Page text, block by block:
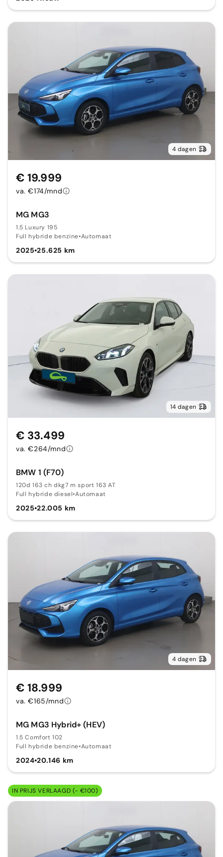
4 dagen
MG MG3
1.5 Luxury 195
Full hybride benzine•Automaat
2025•25.625 km
€ 19.999
va. €174/mnd
14 dagen
BMW 1 (F70)
120d 163 ch dkg7 m sport 163 AT
Full hybride diesel•Automaat
2025•22.005 km
€ 33.499
va. €264/mnd
4 dagen
MG MG3 Hybrid+ (HEV)
1.5 Comfort 102
Full hybride benzine•Automaat
2024•20.146 km
€ 18.999
va. €165/mnd
IN PRIJS VERLAAGD (- €100)